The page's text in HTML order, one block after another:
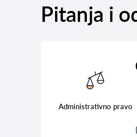
Pitanja i
Administrativno pravo